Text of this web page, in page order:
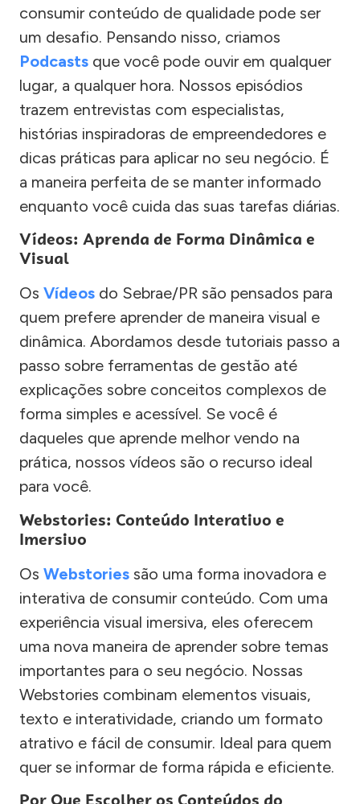
consumir conteúdo de qualidade pode ser
um desafio. Pensando nisso, criamos
Podcasts que você pode ouvir em qualquer
lugar, a qualquer hora. Nossos episódios
trazem entrevistas com especialistas,
histórias inspiradoras de empreendedores e
dicas práticas para aplicar no seu negócio. É
a maneira perfeita de se manter informado
enquanto você cuida das suas tarefas diárias.
Vídeos: Aprenda de Forma Dinâmica e
Visual
Os Vídeos do Sebrae/PR são pensados para
quem prefere aprender de maneira visual e
dinâmica. Abordamos desde tutoriais passo a
passo sobre ferramentas de gestão até
explicações sobre conceitos complexos de
forma simples e acessível. Se você é
daqueles que aprende melhor vendo na
prática, nossos vídeos são o recurso ideal
para você.
Webstories: Conteúdo Interativo e
Imersivo
Os Webstories são uma forma inovadora e
interativa de consumir conteúdo. Com uma
experiência visual imersiva, eles oferecem
uma nova maneira de aprender sobre temas
importantes para o seu negócio. Nossas
Webstories combinam elementos visuais,
texto e interatividade, criando um formato
atrativo e fácil de consumir. Ideal para quem
quer se informar de forma rápida e eficiente.